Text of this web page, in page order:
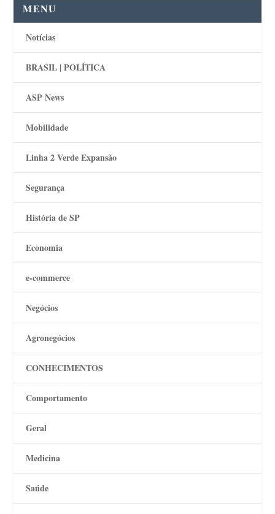
MENU
Notícias
BRASIL | POLÍTICA
ASP News
Mobilidade
Linha 2 Verde Expansão
Segurança
História de SP
Economia
e-commerce
Negócios
Agronegócios
CONHECIMENTOS
Comportamento
Geral
Medicina
Saúde